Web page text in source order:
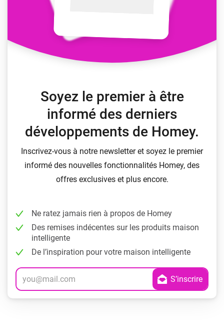
Soyez le premier à être
informé des derniers
développements de Homey.
Inscrivez-vous à notre newsletter et soyez le premier
informé des nouvelles fonctionnalités Homey, des
offres exclusives et plus encore.
Ne ratez jamais rien à propos de Homey
Des remises indécentes sur les produits maison
intelligente
De l’inspiration pour votre maison intelligente